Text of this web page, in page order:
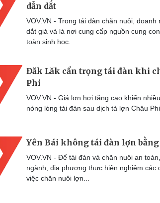
dẫn dắt
VOV.VN - Trong tái đàn chăn nuôi,
dắt giá và là nơi cung cấp nguồn cung
toàn sinh học.
Đăk Lăk cẩn trọng tái đàn khi
Phi
VOV.VN - Giá lợn hơi tăng cao khiến
nóng lòng tái đàn sau dịch tả lợn Châu Phi.
Yên Bái không tái đàn lợn
VOV.VN - Để tái đàn và chăn nuôi an
ngành, địa phương thực hiện nghiêm các
việc chăn nuôi lợn...